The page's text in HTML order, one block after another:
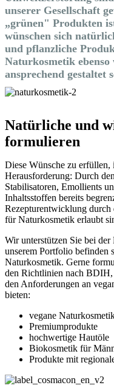
unserer Gesellschaft
„grünen" Produkten
wünschen sich
und pflanzliche
Naturkosmetik
ansprechend gestaltet
Natürliche und
formulieren
Diese Wünsche zu
Herausforderung: Durch
Stabilisatoren, Emollients
Inhaltsstoffen bereits
Rezepturentwicklung
für Naturkosmetik erlaubt
Wir unterstützen Sie bei
unserem Portfolio befinden
Naturkosmetik. Gerne
den Richtlinien nach
den Anforderungen an
bieten:
vegane
Premiumprodukte
hochwertige Hautöle
Biokosmetik für
Produkte mit